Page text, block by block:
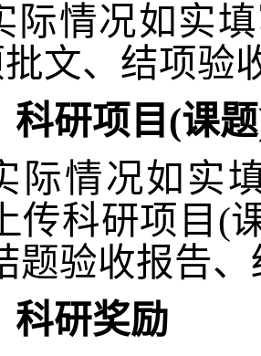
际情况如实
文、结项验
科研项目 (课题
际情况如实
传科研项目 (
题验收报告
科研奖励